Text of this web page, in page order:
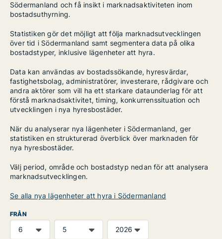
Södermanland och få insikt i marknadsaktiviteten inom
bostadsuthyrning.
Statistiken gör det möjligt att följa marknadsutvecklingen
över tid i Södermanland samt segmentera data på olika
bostadstyper, inklusive lägenheter att hyra.
Data kan användas av bostadssökande, hyresvärdar,
fastighetsbolag, administratörer, investerare, rådgivare och
andra aktörer som vill ha ett starkare dataunderlag för att
förstå marknadsaktivitet, timing, konkurrenssituation och
utvecklingen i nya hyresbostäder.
När du analyserar nya lägenheter i Södermanland, ger
statistiken en strukturerad överblick över marknaden för
nya hyresbostäder.
Välj period, område och bostadstyp nedan för att analysera
marknadsutvecklingen.
Se alla nya lägenheter att hyra i Södermanland
FRÅN